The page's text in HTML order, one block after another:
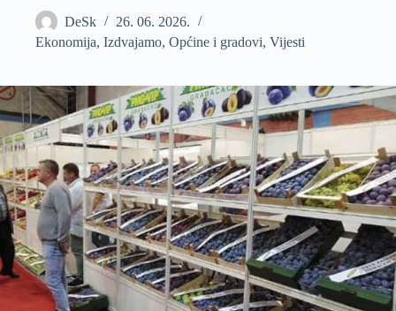
DeSk
26. 06. 2026.
Ekonomija, Izdvajamo, Općine i gradovi, Vijesti